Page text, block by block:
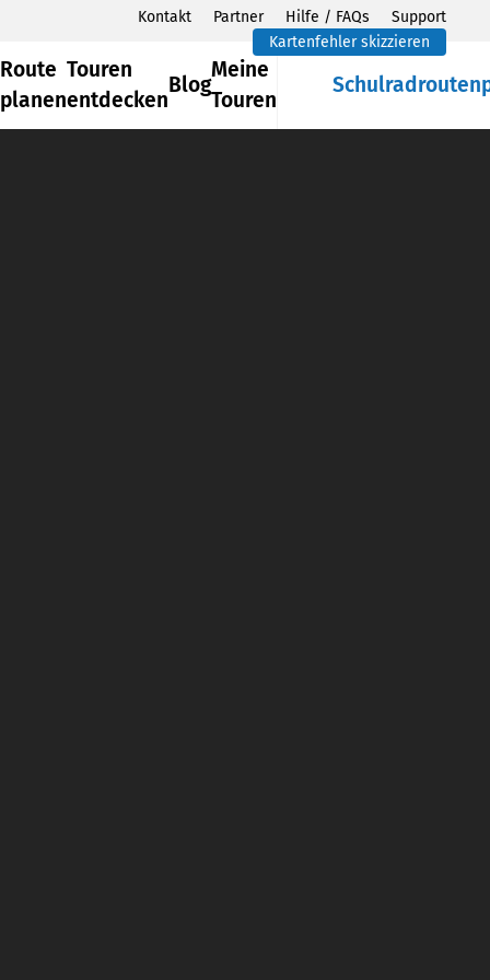
Kontakt Partner Hilfe / FAQs
Support
Kartenfehler skizzieren
Route
planen
Touren
entdecken
Blog
Meine
Touren